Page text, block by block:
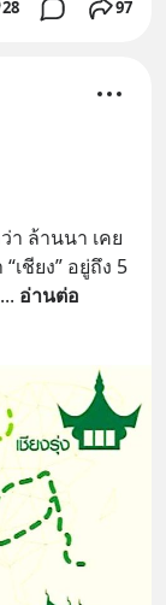
28 97
ล้านนา เคย
ชียง” อยู่ถึง 5
... อ่านต่อ